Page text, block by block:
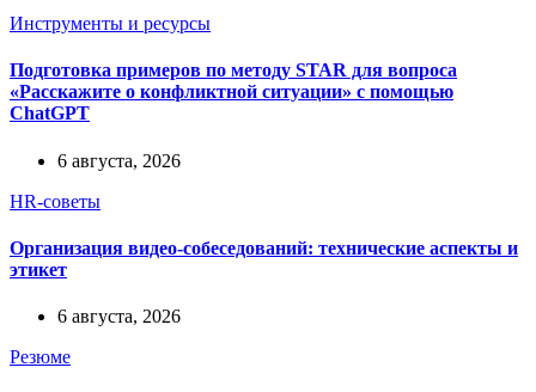
Инструменты и ресурсы
Подготовка примеров по методу STAR для вопроса
«Расскажите о конфликтной ситуации» с помощью
ChatGPT
6 августа, 2026
HR-советы
Организация видео-собеседований: технические аспекты и
этикет
6 августа, 2026
Резюме